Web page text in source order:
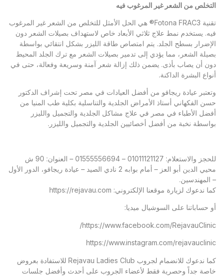
التخلص من الشعر غير المرغوب فيه
تقنية Fotona FRAC3® هي الحل الأمثل للتخلص من الشعر غير المرغوب
فيه. يستخدم نمط علاج ثلاثي الأبعاد خاص لاستهداف بصيلات الشعر دون
الإضرار بسطح الجلد. يتم امتصاص طاقة الليزر بشكل انتقائي بواسطة
بصيلة الشعر، مما يؤدي إلى تدمير بصيلات الشعر مع ترك الجلد المحيط
دون أن يصاب بأذى. يضمن ذلك إزالة شعر آمنة وسريعة وفعالة، حتى في
أنواع البشرة الداكنة.
وتعتبر عيادة ريجافو من أفضل العيادات في مصر تحت إشراف الدكتور
حسن الفكهاني أستاذ الأمراض الجلدية والتناسلية بكلية طب المنيا من
أفضل الأطباء في مصر في علاج مشاكل الجلدية والتجميل والليزر
بواسطة نخبة من أفضل أخصائيين الجلدية والتجميل والليزر.
للحجز والاستعلام: 01011121127 – 01555556694 – العنوان: 90 ش
محيي الدين أبو العز – أمام بوابه 2 نادي الصيد – عيادة ريجافو، الدور الأول
– المهندسين.
كما ندعوك لزيارة موقعنا الإلكتروني: https://rejavau.com
أو حساباتنا على السوشيال ميديا:
https://www.facebook.com/RejavauClinic/
https://www.instagram.com/rejavauclinic
كما ندعوك للانضمام لجروب Rejavau Ladies Club للاستفادة بعروض
خاصة جداً وحصرية فقط لأعضاء الجروب على أحدث وأفضل جلسات